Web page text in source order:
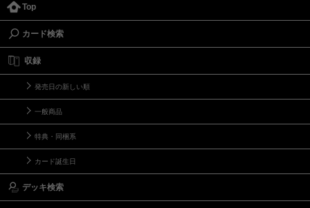
Top
カード検索
収録
発売日の新しい順
一般商品
特典・同梱系
カード誕生日
デッキ検索